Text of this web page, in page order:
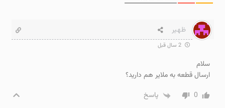
ظهیر
2 سال قبل
سلام
ارسال قطعه به ملایر هم دارید؟
0
پاسخ